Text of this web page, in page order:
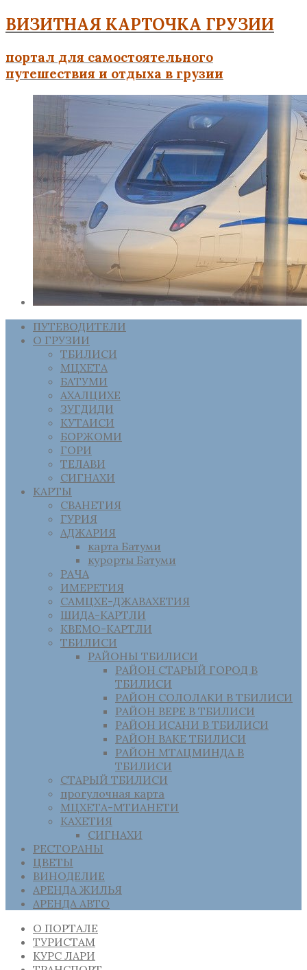
ВИЗИТНАЯ КАРТОЧКА ГРУЗИИ
портал для самостоятельного
путешествия и отдыха в грузии
ПУТЕВОДИТЕЛИ
О ГРУЗИИ
ТБИЛИСИ
МЦХЕТА
БАТУМИ
АХАЛЦИХЕ
ЗУГДИДИ
КУТАИСИ
БОРЖОМИ
ГОРИ
ТЕЛАВИ
СИГНАХИ
КАРТЫ
СВАНЕТИЯ
ГУРИЯ
АДЖАРИЯ
карта Батуми
курорты Батуми
РАЧА
ИМЕРЕТИЯ
САМЦХЕ-ДЖАВАХЕТИЯ
ШИДА-КАРТЛИ
КВЕМО-КАРТЛИ
ТБИЛИСИ
РАЙОНЫ ТБИЛИСИ
РАЙОН СТАРЫЙ ГОРОД В
ТБИЛИСИ
РАЙОН СОЛОЛАКИ В ТБИЛИСИ
РАЙОН ВЕРЕ В ТБИЛИСИ
РАЙОН ИСАНИ В ТБИЛИСИ
РАЙОН ВАКЕ ТБИЛИСИ
РАЙОН МТАЦМИНДА В
ТБИЛИСИ
СТАРЫЙ ТБИЛИСИ
прогулочная карта
МЦХЕТА-МТИАНЕТИ
КАХЕТИЯ
СИГНАХИ
РЕСТОРАНЫ
ЦВЕТЫ
ВИНОДЕЛИЕ
АРЕНДА ЖИЛЬЯ
АРЕНДА АВТО
О ПОРТАЛЕ
ТУРИСТАМ
КУРС ЛАРИ